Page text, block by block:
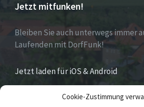
Cookie-Zustimmung
Jetzt mitfunken!
Bleiben Sie auch unterwegs immer
Laufenden mit DorfFunk!
Jetzt laden für iOS & Android